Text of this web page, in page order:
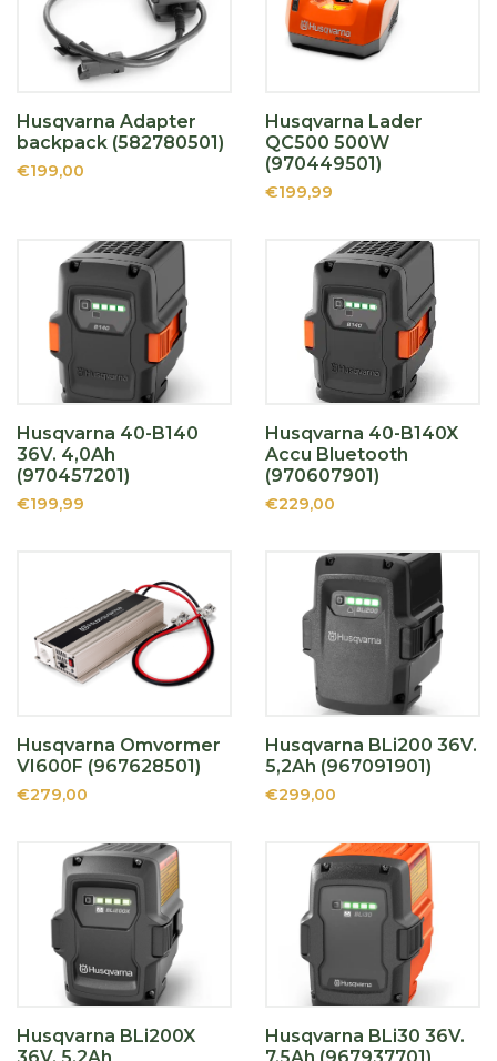
Husqvarna Adapter
backpack (582780501)
€199,00
Husqvarna Lader
QC500 500W
(970449501)
€199,99
Husqvarna 40-B140
36V. 4,0Ah
(970457201)
€199,99
Husqvarna 40-B140X
Accu Bluetooth
(970607901)
€229,00
Husqvarna Omvormer
VI600F (967628501)
€279,00
Husqvarna BLi200 36V.
5,2Ah (967091901)
€299,00
Husqvarna BLi200X
Husqvarna BLi30 36V.